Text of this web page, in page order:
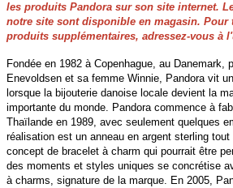
les produits Pandora sur son site internet.
notre site sont disponible en magasin. Pour
produits supplémentaires, adressez-vous à
Fondée en 1982 à Copenhague, au Danemark,
Enevoldsen et sa femme Winnie, Pandora vit
lorsque la bijouterie danoise locale devient la
importante du monde. Pandora commence à
Thaïlande en 1989, avec seulement quelques
réalisation est un anneau en argent sterling
concept de bracelet à charm qui pourrait être
des moments et styles uniques se concrétise
à charms, signature de la marque. En 2005,